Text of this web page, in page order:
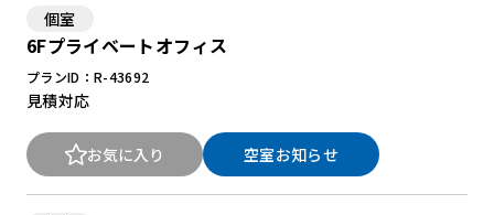
個室
6Fプライベートオフィス
プランID：R-43692
見積対応
お気に入り 空室お知らせ